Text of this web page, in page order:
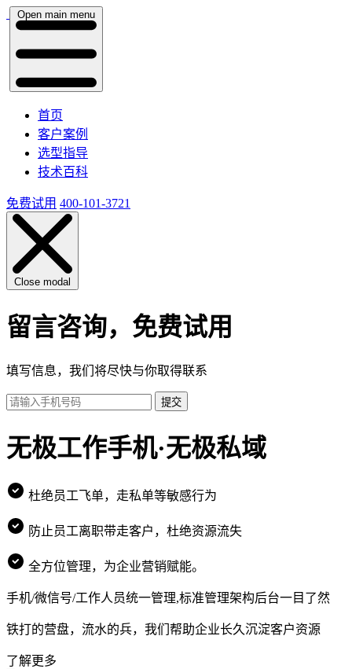
Open main menu
首页
客户案例
选型指导
技术百科
免费试用 400-101-3721
Close modal
留言咨询，免费试用
填写信息，我们将尽快与你取得联系
提交
无极工作手机·无极私域
杜绝员工飞单，走私单等敏感行为
防止员工离职带走客户，杜绝资源流失
全方位管理，为企业营销赋能。
手机/微信号/工作人员统一管理,标准管理架构后台一目了然
铁打的营盘，流水的兵，我们帮助企业长久沉淀客户资源
了解更多